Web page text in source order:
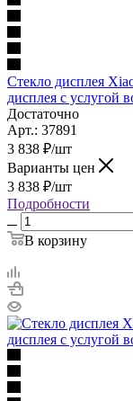
Стекло дисплея
дисплея с услугой
Достаточно
Арт.: 37891
3 838 ₽/шт
Варианты цен
3 838 ₽/шт
Подробности
В корзину